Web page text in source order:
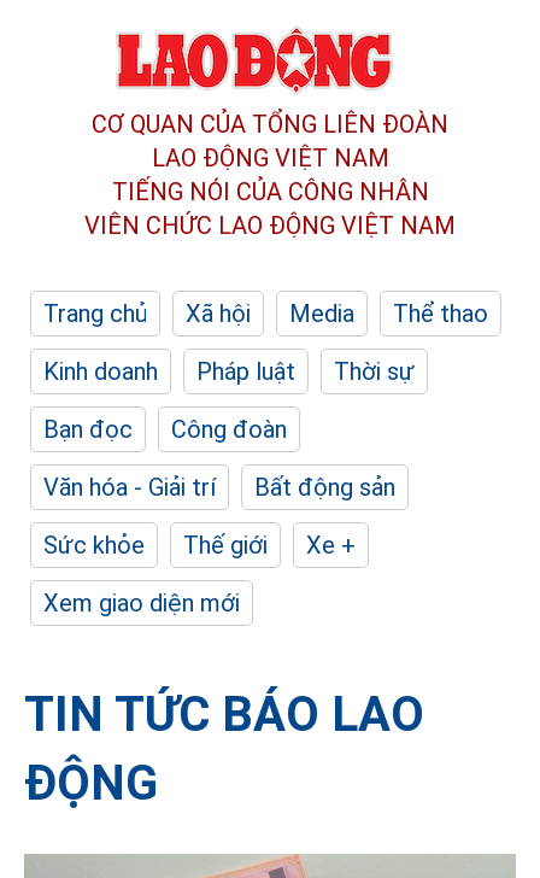
CƠ QUAN CỦA TỔNG LIÊN ĐOÀN
LAO ĐỘNG VIỆT NAM
TIẾNG NÓI CỦA CÔNG NHÂN
VIÊN CHỨC LAO ĐỘNG VIỆT NAM
Trang chủ Xã hội Media
Thể thao
Kinh doanh
Pháp luật
Thời sự
Bạn đọc
Công đoàn
Văn hóa - Giải trí
Bất động sản
Sức khỏe
Thế giới
Xe +
Xem giao diện mới
TIN TỨC BÁO LAO
ĐỘNG